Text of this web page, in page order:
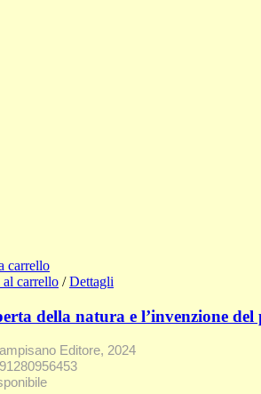
carrello
carrello / Dettagli
della natura e l’invenzione del
Editore, 2024